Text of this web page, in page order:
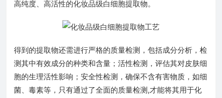
高纯度、高活性的化妆品级白细胞提取物。
得到的提取物还需进行严格的质量检测，包括成分分析，检
测其中有效成分的种类和含量；活性检测，评估其对皮肤细
胞的生理活性影响；安全性检测，确保不含有害物质，如细
菌、毒素等，只有通过了全面的质量检测,才能将其用于化